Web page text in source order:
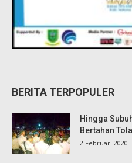
BERITA TERPOPULER
Hingga
Bertahan
2 Februari 2020